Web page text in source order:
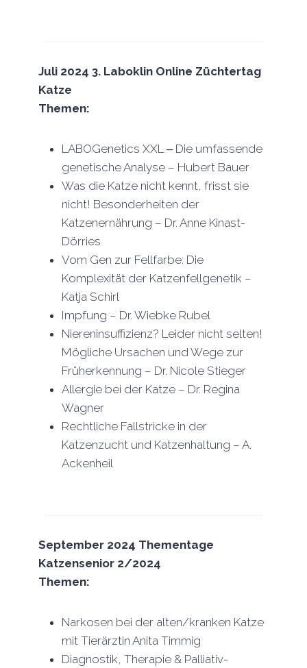
Juli 2024 3. Laboklin Online Züchtertag
Katze
Themen:
LABOGenetics XXL ‒ Die umfassende
genetische Analyse – Hubert Bauer
Was die Katze nicht kennt, frisst sie
nicht! Besonderheiten der
Katzenernährung – Dr. Anne Kinast-
Dörries
Vom Gen zur Fellfarbe: Die
Komplexität der Katzenfellgenetik –
Katja Schirl
Impfung – Dr. Wiebke Rubel
Niereninsuffizienz? Leider nicht selten!
Mögliche Ursachen und Wege zur
Früherkennung – Dr. Nicole Stieger
Allergie bei der Katze – Dr. Regina
Wagner
Rechtliche Fallstricke in der
Katzenzucht und Katzenhaltung – A.
Ackenheil
September 2024 Thementage
Katzensenior 2/2024
Themen:
Narkosen bei der alten/kranken Katze
mit Tierärztin Anita Timmig
Diagnostik, Therapie & Palliativ-